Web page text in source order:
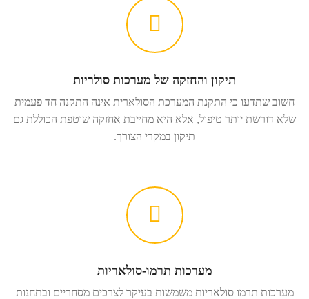
תיקון והחזקה של מערכות סולריות
חשוב שתדעו כי התקנת המערכת הסולארית אינה התקנה חד פעמית
שלא דורשת יותר טיפול, אלא היא מחייבת אחזקה שוטפת הכוללת גם
תיקון במקרי הצורך.
מערכות תרמו-סולאריות
מערכות תרמו סולאריות משמשות בעיקר לצרכים מסחריים ובתחנות